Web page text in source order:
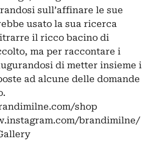
sull’affinare le sue
usato la sua ricerca
il ricco bacino di
ma per raccontare i
di metter insieme i
ad alcune delle domande
shop
brandimilne/